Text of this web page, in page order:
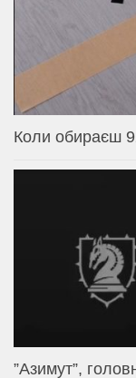
Коли обираєш
⁨”Азимут”,